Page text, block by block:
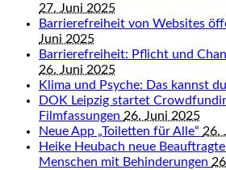
27. Juni 2025
Barrierefreiheit von Websites
Juni 2025
Barrierefreiheit: Pflicht und
26. Juni 2025
Klima und Psyche: Das kannst
DOK Leipzig startet
Filmfassungen 26. Juni 2025
Neue App „Toiletten für Alle“ 26.
Heike Heubach neue
Menschen mit Behinderungen